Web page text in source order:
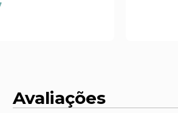
Avaliações